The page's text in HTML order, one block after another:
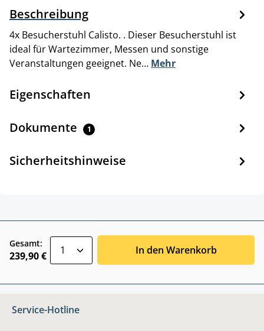
Beschreibung
4x Besucherstuhl Calisto. . Dieser Besucherstuhl ist
ideal für Wartezimmer, Messen und sonstige
Veranstaltungen geeignet. Ne… Mehr
Eigenschaften
Dokumente 1
Sicherheitshinweise
Gesamt:
239,90 € In den Warenkorb
Service-Hotline